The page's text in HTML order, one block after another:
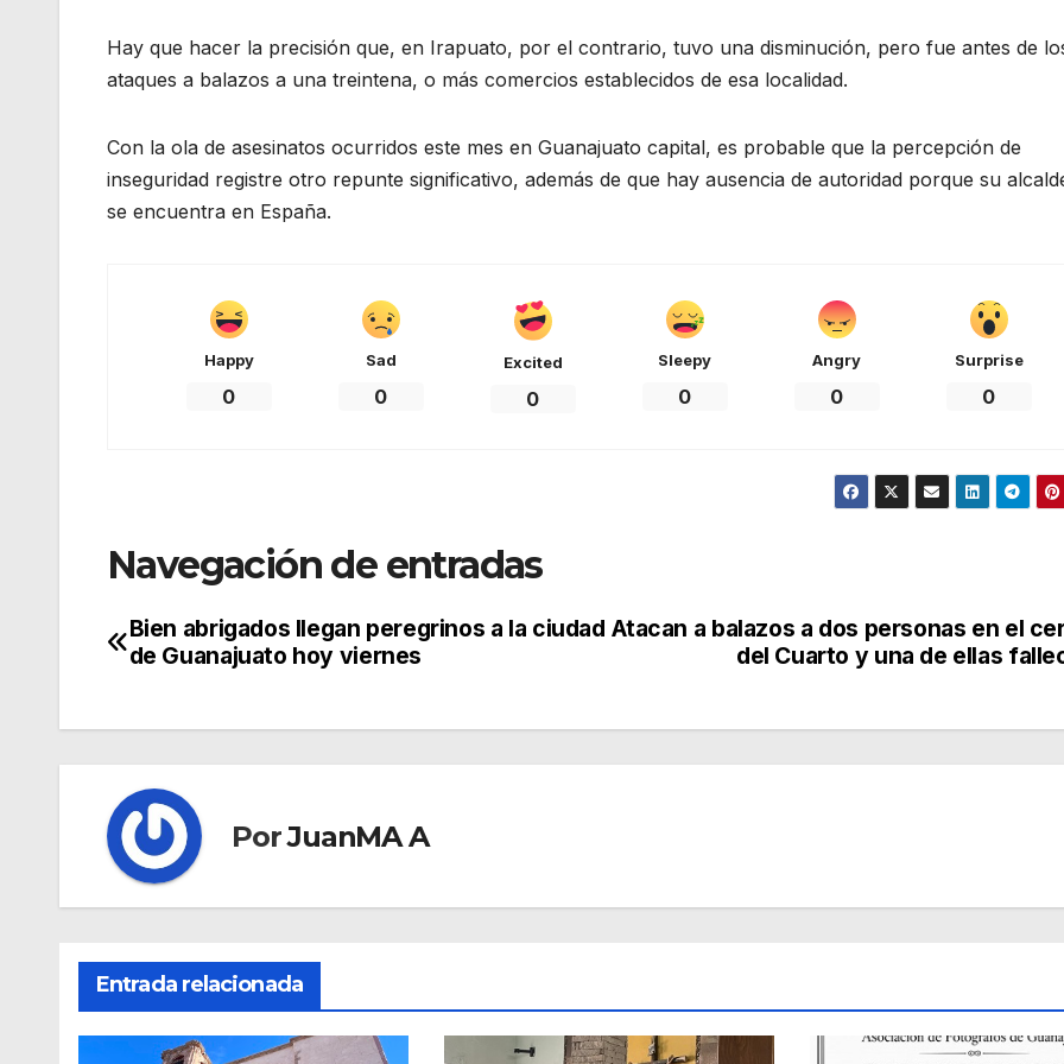
Hay que hacer la precisión que, en Irapuato, por el contrario, tuvo una disminución, pero fue antes de
ataques a balazos a una treintena, o más comercios establecidos de esa localidad.
Con la ola de asesinatos ocurridos este mes en Guanajuato capital, es probable que la percepción de
inseguridad registre otro repunte significativo, además de que hay ausencia de autoridad porque su
se encuentra en España.
Happy
0
Sad
0
Excited
0
Sleepy
0
Angry
0
Surprise
0
Navegación de entradas
Atacan a balazos a dos personas en el
del Cuarto y una de ellas
Bien abrigados llegan peregrinos a la ciudad
de Guanajuato hoy viernes
PorJuanMA A
Entrada relacionada